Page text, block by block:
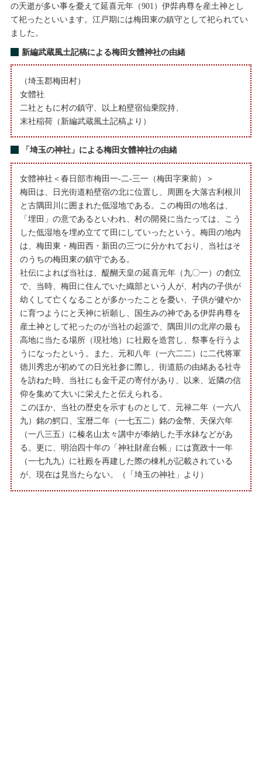
の夭逝が多い事を憂えて延喜元年（901）伊弉冉尊を産土神とし
て祀ったといいます。江戸期には梅田東の鎮守として祀られてい
ました。
新編武蔵風土記稿による梅田女體神社の由緒
（埼玉郡梅田村）
女體社
二社ともに村の鎮守、以上粕壁宿仙乗院持、
末社稲荷（新編武蔵風土記稿より）
「埼玉の神社」による梅田女體神社の由緒
女體神社＜春日部市梅田一-二-三一（梅田字東前）＞
梅田は、日光街道粕壁宿の北に位置し、周囲を大落古利根川
と古隅田川に囲まれた低湿地である。この梅田の地名は、
「埋田」の意であるといわれ、村の開発に当たっては、こう
した低湿地を埋め立てて田にしていったという。梅田の地内
は、梅田東・梅田西・新田の三つに分かれており、当社はそ
のうちの梅田東の鎮守である。
社伝によれば当社は、醍醐天皇の延喜元年（九〇一）の創立
で、当時、梅田に住んでいた織部という人が、村内の子供が
幼くして亡くなることが多かったことを憂い、子供が健やか
に育つようにと天神に祈願し、国生みの神である伊弉冉尊を
産土神として祀ったのが当社の起源で、隅田川の北岸の最も
高地に当たる場所（現社地）に社殿を造営し、祭事を行うよ
うになったという。また、元和八年（一六二二）に二代将軍
徳川秀忠が初めての日光社参に際し、街道筋の由緒ある社寺
を訪ねた時、当社にも金千疋の寄付があり、以来、近隣の信
仰を集めて大いに栄えたと伝えられる。
このほか、当社の歴史を示すものとして、元禄二年（一六八
九）銘の鰐口、宝暦二年（一七五二）銘の金幣、天保六年
（一八三五）に榛名山太々講中が奉納した手水鉢などがあ
る。更に、明治四十年の「神社財産台帳」には寛政十一年
（一七九九）に社殿を再建した際の棟札が記載されている
が、現在は見当たらない。（「埼玉の神社」より）